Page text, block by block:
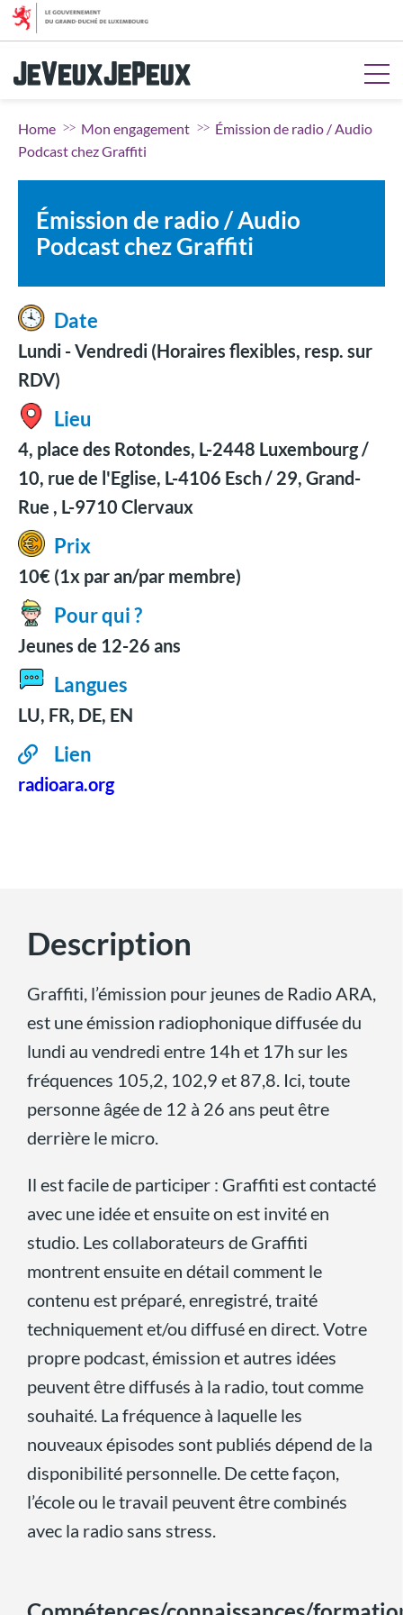
Aller au menu
Aller à la recherche
Home Mon engagement
Émission de radio / Audio
Podcast chez Graffiti
Émission de radio / Audio
Podcast chez Graffiti
Date
Lundi - Vendredi (Horaires flexibles, resp. sur
RDV)
Lieu
4, place des Rotondes, L-2448 Luxembourg /
10, rue de l'Eglise, L-4106 Esch / 29, Grand-
Rue , L-9710 Clervaux
Prix
10€ (1x par an/par membre)
Pour qui ?
Jeunes de 12-26 ans
Langues
LU, FR, DE, EN
Lien
radioara.org
Description
Graffiti, l’émission pour jeunes de Radio ARA,
est une émission radiophonique diffusée du
lundi au vendredi entre 14h et 17h sur les
fréquences 105,2, 102,9 et 87,8. Ici, toute
personne âgée de 12 à 26 ans peut être
derrière le micro.
Il est facile de participer : Graffiti est contacté
avec une idée et ensuite on est invité en
studio. Les collaborateurs de Graffiti
montrent ensuite en détail comment le
contenu est préparé, enregistré, traité
techniquement et/ou diffusé en direct. Votre
propre podcast, émission et autres idées
peuvent être diffusés à la radio, tout comme
souhaité. La fréquence à laquelle les
nouveaux épisodes sont publiés dépend de la
disponibilité personnelle. De cette façon,
l’école ou le travail peuvent être combinés
avec la radio sans stress.